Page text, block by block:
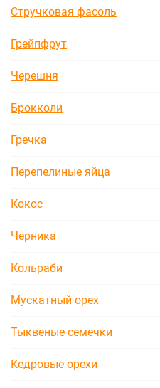
Стручковая фасоль
Грейпфрут
Черешня
Брокколи
Гречка
Перепелиные яйца
Кокос
Черника
Кольраби
Мускатный орех
Тыквеные семечки
Кедровые орехи